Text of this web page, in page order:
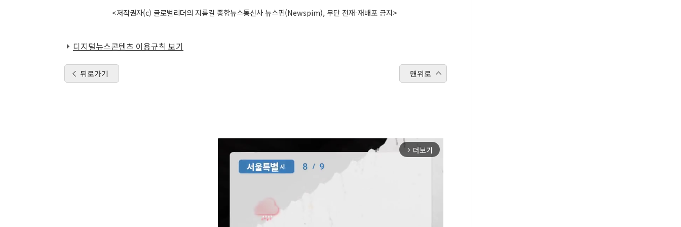
<저작권자(c) 글로벌리더의 지름길 종합뉴스통신사 뉴스핌(Newspim), 무단 전재-재배포 금지>
디지털뉴스콘텐츠 이용규칙 보기
뒤로가기 맨위로
arrow_forward_ios 더보기